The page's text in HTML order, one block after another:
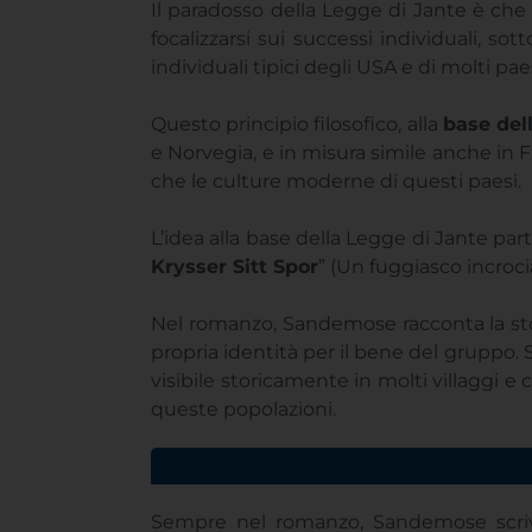
Il paradosso della Legge di Jante è
focalizzarsi sui successi individuali,
individuali tipici degli USA e di molti
Questo principio filosofico, alla base
e Norvegia, e in misura simile anche in
che le culture moderne di questi paesi.
L’idea alla base della Legge di Jante
Krysser Sitt Spor” (Un fuggiasco
Nel romanzo, Sandemose racconta la
propria identità per il bene del gruppo.
visibile storicamente in molti villaggi e
queste popolazioni.
Sempre nel romanzo, Sandemose